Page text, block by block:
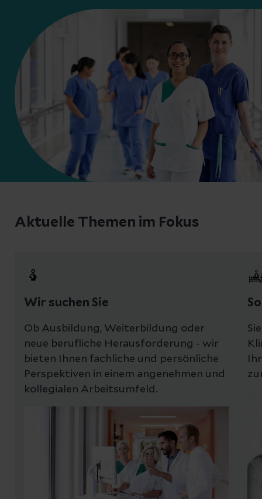
Aktuelle Themen im Fokus
Wir suchen Sie
Ob Ausbildung, Weiterbildung oder
neue berufliche Herausforderung - wir
bieten Ihnen fachliche und persönliche
Perspektiven in einem angenehmen und
kollegialen Arbeitsumfeld.